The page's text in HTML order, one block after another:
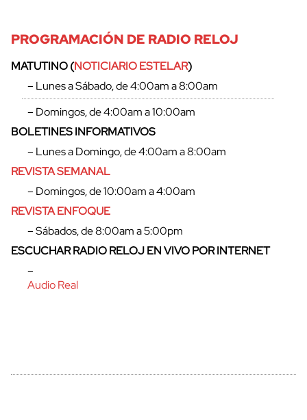
PROGRAMACIÓN DE RADIO RELOJ
MATUTINO (NOTICIARIO ESTELAR)
– Lunes a Sábado, de 4:00am a 8:00am
– Domingos, de 4:00am a 10:00am
BOLETINES INFORMATIVOS
– Lunes a Domingo, de 4:00am a 8:00am
REVISTA SEMANAL
– Domingos, de 10:00am a 4:00am
REVISTA ENFOQUE
– Sábados, de 8:00am a 5:00pm
ESCUCHAR RADIO RELOJ EN VIVO POR INTERNET
–
Audio Real